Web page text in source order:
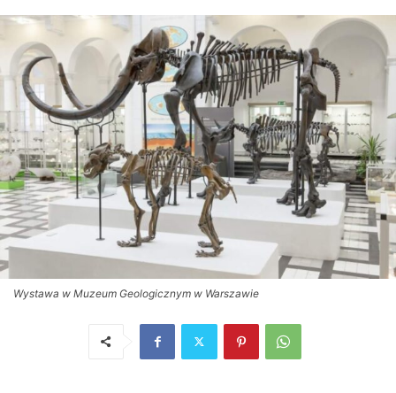
Wystawa w Muzeum Geologicznym w Warszawie